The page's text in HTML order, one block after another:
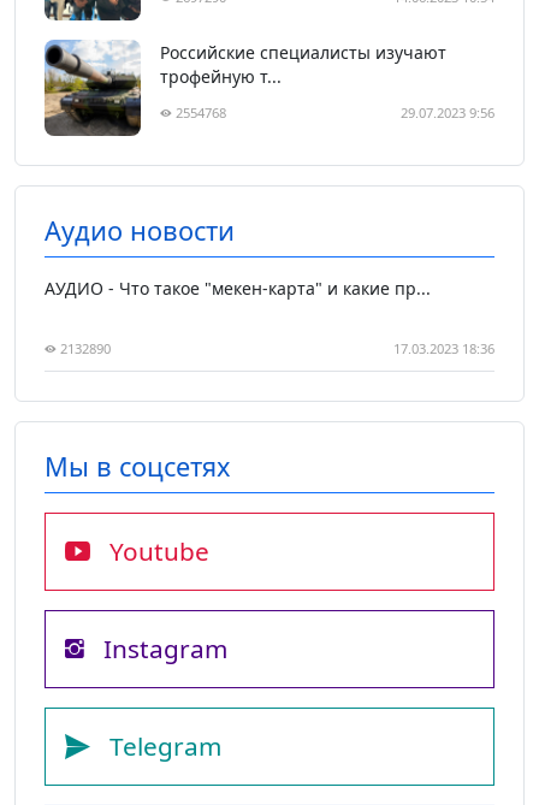
Российские специалисты изучают
трофейную т...
2554768 29.07.2023 9:56
Аудио новости
АУДИО - Что такое "мекен-карта" и какие пр...
2132890 17.03.2023 18:36
Мы в соцсетях
Youtube
Instagram
Telegram